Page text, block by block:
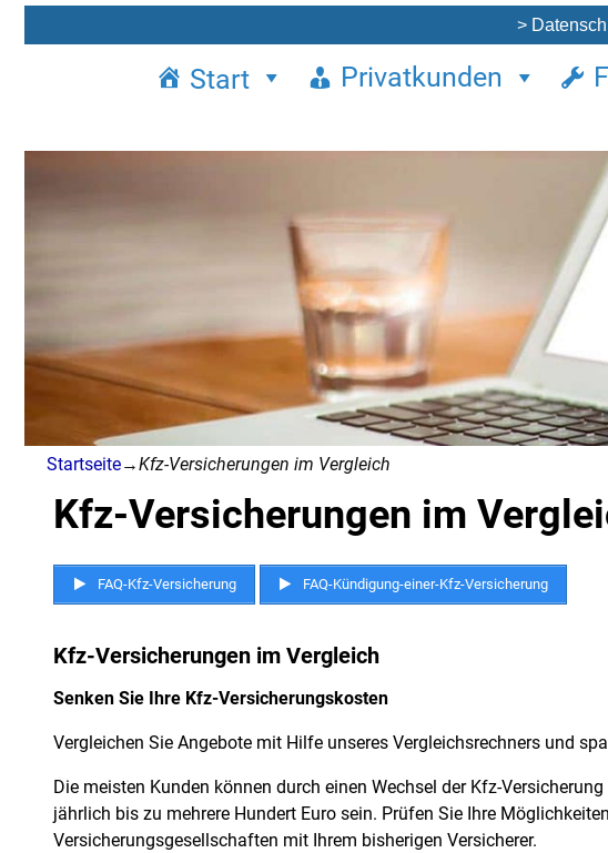
>
Start Privatkunden
Startseite→Kfz-Versicherungen im Vergleich
Kfz-Versicherungen im
FAQ-Kfz-Versicherung FAQ-Kündigung-einer-Kfz-Versicherung
Kfz-Versicherungen im Vergleich
Senken Sie Ihre Kfz-Versicherungskosten
Vergleichen Sie Angebote mit Hilfe unseres Vergleichsrechners und
Die meisten Kunden können durch einen Wechsel der Kfz-
jährlich bis zu mehrere Hundert Euro sein. Prüfen Sie Ihre
Versicherungsgesellschaften mit Ihrem bisherigen Versicherer.